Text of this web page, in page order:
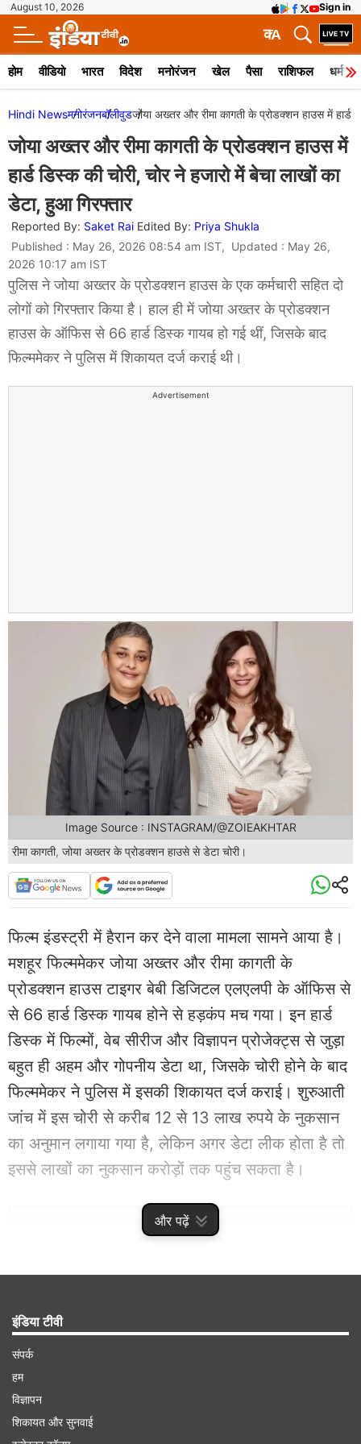
August 10, 2026 Sign in
A
क
होम वीडियो भारत विदेश मनोरंजन खेल पैसा राशिफल धर्म
और पढ़ें
Hindi Newsमनोरंजनबॉलीवुडजोया अख्तर और रीमा कागती के प्रोडक्शन हाउस में हार्ड
जोया अख्तर और रीमा कागती के प्रोडक्शन हाउस में
हार्ड डिस्क की चोरी, चोर ने हजारो में बेचा लाखों का
डेटा, हुआ गिरफ्तार
Reported By: Saket Rai Edited By: Priya Shukla
Published : May 26, 2026 08:54 am IST, Updated : May 26,
2026 10:17 am IST
पुलिस ने जोया अख्तर के प्रोडक्शन हाउस के एक कर्मचारी सहित दो
लोगों को गिरफ्तार किया है। हाल ही में जोया अख्तर के प्रोडक्शन
हाउस के ऑफिस से 66 हार्ड डिस्क गायब हो गई थीं, जिसके बाद
फिल्ममेकर ने पुलिस में शिकायत दर्ज कराई थी।
Advertisement
रीमा कागती, जोया अख्तर के प्रोडक्शन हाउसे से डेटा चोरी।
Image Source : INSTAGRAM/@ZOIEAKHTAR
फिल्म इंडस्ट्री में हैरान कर देने वाला मामला सामने आया है।
मशहूर फिल्ममेकर जोया अख्तर और रीमा कागती के
प्रोडक्शन हाउस टाइगर बेबी डिजिटल एलएलपी के ऑफिस से
से 66 हार्ड डिस्क गायब होने से हड़कंप मच गया। इन हार्ड
डिस्क में फिल्मों, वेब सीरीज और विज्ञापन प्रोजेक्ट्स से जुड़ा
बहुत ही अहम और गोपनीय डेटा था, जिसके चोरी होने के बाद
फिल्ममेकर ने पुलिस में इसकी शिकायत दर्ज कराई। शुरुआती
जांच में इस चोरी से करीब 12 से 13 लाख रुपये के नुकसान
का अनुमान लगाया गया है, लेकिन अगर डेटा लीक होता है तो
इससे लाखों का नुकसान करोड़ों तक पहुंच सकता है।
Advertisement
इंडिया टीवी
संपर्क
हम
विज्ञापन
शिकायत और सुनवाई